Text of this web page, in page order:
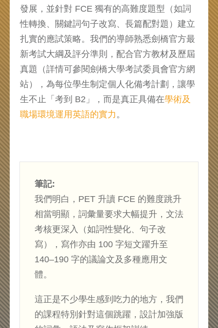
發展，並針對 FCE 獨有的高難度題型（如詞
性轉換、關鍵詞句子改寫、長篇配對題）建立
扎實的應試策略。我們的導師熟悉劍橋官方最
新考試大綱及評分準則，配合官方教材及歷屆
真題（詳情可參閱劍橋大學考試委員會官方網
站），為每位學生制定個人化備考計劃，讓學
生不止「考到 B2」，而是真正具備在學術及
職場環境運用英語的實力 。
筆記:
我們明白，PET 升讀 FCE 的難度跳升
相當明顯，詞彙量要求大幅提升，文法
考核更深入（如詞性變化、句子改
寫），寫作亦由 100 字短文躍升至
140–190 字的議論文及多種應用文
體。
這正是不少學生感到吃力的地方，我們
的課程特別針對這個跳躍，設計加強版